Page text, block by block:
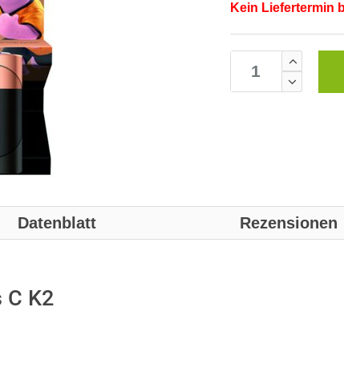
Kein Liefertermin
Datenblatt Rezensionen
C K2